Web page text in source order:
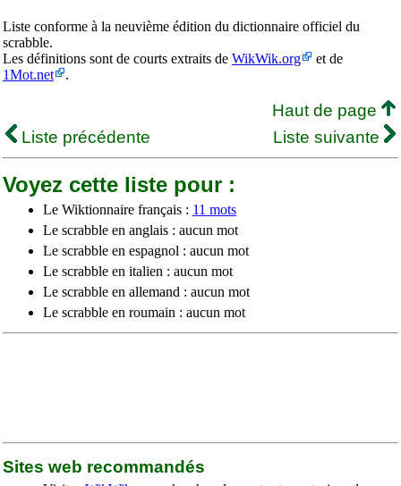
Liste conforme à la neuvième édition du dictionnaire officiel du
scrabble.
Les définitions sont de courts extraits de WikWik.org
et de
1Mot.net
.
Haut de page
Liste précédente
Liste suivante
Voyez cette liste pour :
Le Wiktionnaire français : 11 mots
Le scrabble en anglais : aucun mot
Le scrabble en espagnol : aucun mot
Le scrabble en italien : aucun mot
Le scrabble en allemand : aucun mot
Le scrabble en roumain : aucun mot
Sites web recommandés